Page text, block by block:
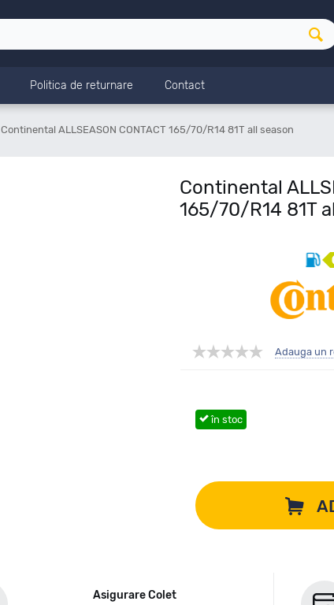
Politica de returnare Contact
Continental ALLSEASON CONTACT 165/70/R14 81T all season
Continental
165/70/R14 81T
Adauga un
în stoc
Asigurare Colet